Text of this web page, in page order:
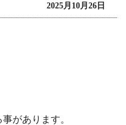
2025月10月26日
があります。